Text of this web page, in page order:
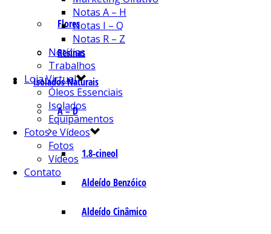
Flores
Resinas
Isolados Naturais
A – D
1.8-cineol
Aldeído Benzóico
Aldeído Cinâmico
Notas A – H
Notas I – Q
Notas R – Z
Notícias
Trabalhos
Loja Virtual
Óleos Essenciais
Isolados
Equipamentos
Fotos e Vídeos
Fotos
Vídeos
Contato